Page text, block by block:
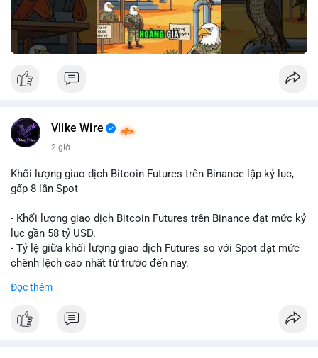
Vlike Wire
2 giờ
Khối lượng giao dịch Bitcoin Futures trên Binance lập kỷ lục,
gấp 8 lần Spot
- Khối lượng giao dịch Bitcoin Futures trên Binance đạt mức kỷ
lục gần 58 tỷ USD.
- Tỷ lệ giữa khối lượng giao dịch Futures so với Spot đạt mức
chênh lệch cao nhất từ trước đến nay.
dịch Spot.
#binance #btc
Đọc thêm